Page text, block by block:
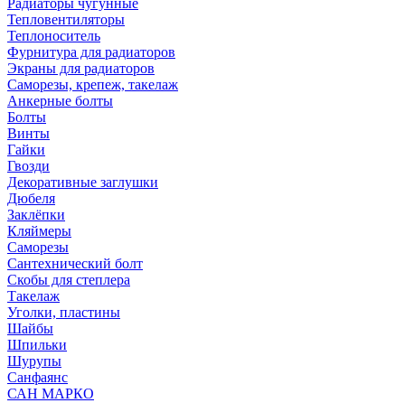
Радиаторы чугунные
Тепловентиляторы
Теплоноситель
Фурнитура для радиаторов
Экраны для радиаторов
Саморезы, крепеж, такелаж
Анкерные болты
Болты
Винты
Гайки
Гвозди
Декоративные заглушки
Дюбеля
Заклёпки
Кляймеры
Саморезы
Сантехнический болт
Скобы для степлера
Такелаж
Уголки, пластины
Шайбы
Шпильки
Шурупы
Санфаянс
САН МАРКО